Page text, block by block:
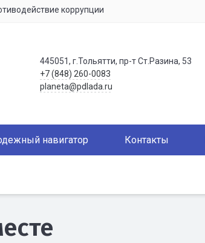
коррупции
445051, г.Тольятти, пр-т Ст.Разина, 53
+7 (848) 260-0083
planeta@pdlada.ru
навигатор Контакты